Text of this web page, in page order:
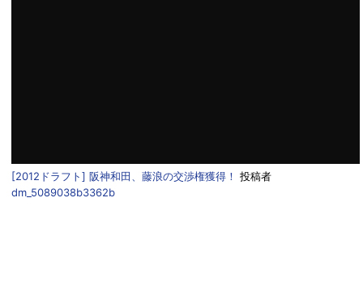
[2012ドラフト] 阪神和田、藤浪の交渉権獲得！ 投稿者
dm_5089038b3362b